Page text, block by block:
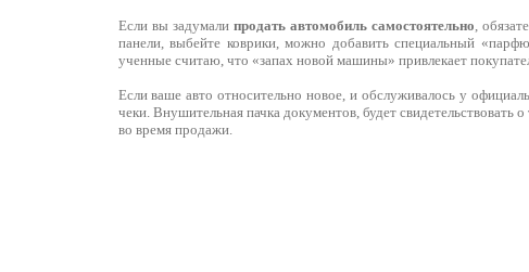
Если вы задумали продать автомобиль самостоятельно ,
панели, выбейте коврики, можно добавить специальный
ученные считаю, что «запах новой машины» привлекает
Если ваше авто относительно новое, и обслуживалось у
чеки. Внушительная пачка документов, будет
во время продажи.